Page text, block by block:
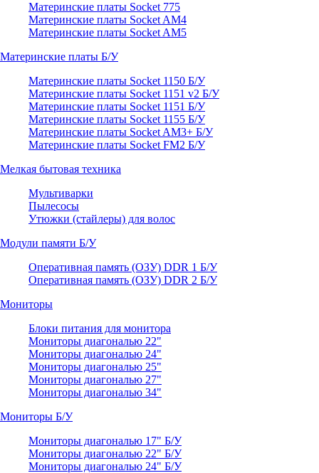
Материнские платы Socket 775
Материнские платы Socket AM4
Материнские платы Socket AM5
Материнские платы Б/У
Материнские платы Socket 1150 Б/У
Материнские платы Socket 1151 v2 Б/У
Материнские платы Socket 1151 Б/У
Материнские платы Socket 1155 Б/У
Материнские платы Socket AM3+ Б/У
Материнские платы Socket FM2 Б/У
Мелкая бытовая техника
Мультиварки
Пылесосы
Утюжки (стайлеры) для волос
Модули памяти Б/У
Оперативная память (ОЗУ) DDR 1 Б/У
Оперативная память (ОЗУ) DDR 2 Б/У
Мониторы
Блоки питания для монитора
Мониторы диагональю 22"
Мониторы диагональю 24"
Мониторы диагональю 25"
Мониторы диагональю 27"
Мониторы диагональю 34"
Мониторы Б/У
Мониторы диагональю 17" Б/У
Мониторы диагональю 22" Б/У
Мониторы диагональю 24" Б/У